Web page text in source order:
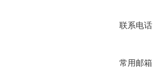
联系电话
常用邮箱